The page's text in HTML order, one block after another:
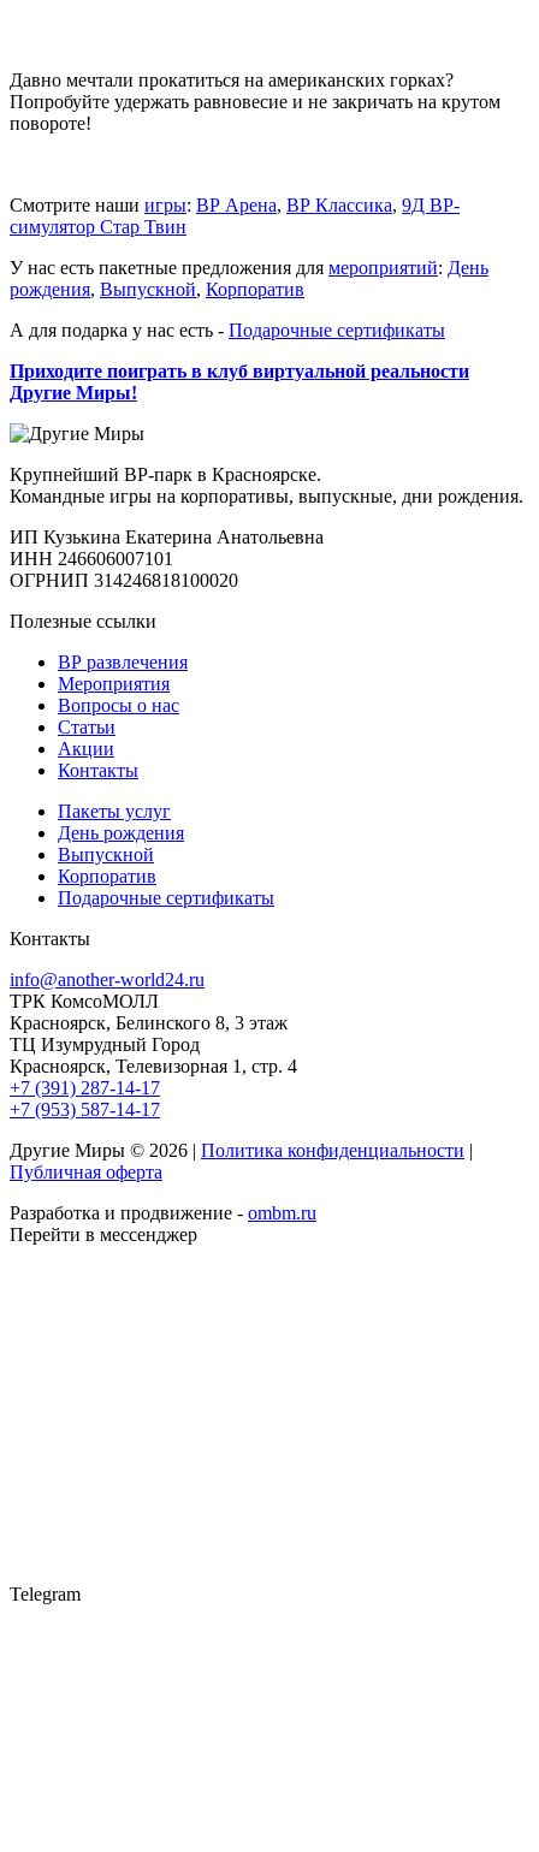
Давно мечтали прокатиться на американских горках?
Попробуйте удержать равновесие и не закричать на крутом
повороте!
Смотрите наши игры: ВР Арена, ВР Классика, 9Д ВР-
симулятор Стар Твин
У нас есть пакетные предложения для мероприятий: День
рождения, Выпускной, Корпоратив
А для подарка у нас есть - Подарочные сертификаты
Приходите поиграть в клуб виртуальной реальности
Другие Миры!
Крупнейший ВР-парк в Красноярске.
Командные игры на корпоративы, выпускные, дни рождения.
ИП Кузькина Екатерина Анатольевна
ИНН 246606007101
ОГРНИП 314246818100020
Полезные ссылки
ВР развлечения
Мероприятия
Вопросы о нас
Статьи
Акции
Контакты
Пакеты услуг
День рождения
Выпускной
Корпоратив
Подарочные сертификаты
Контакты
info@another-world24.ru
ТРК КомсоМОЛЛ
Красноярск, Белинского 8, 3 этаж
ТЦ Изумрудный Город
Красноярск, Телевизорная 1, стр. 4
+7 (391) 287-14-17
+7 (953) 587-14-17
Другие Миры © 2026 | Политика конфиденциальности |
Публичная оферта
Разработка и продвижение - ombm.ru
Перейти в мессенджер
Telegram